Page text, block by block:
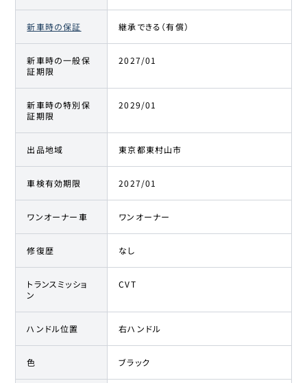
新車時の保証 継承できる（有償）
新車時の一般保
証期限
2027/01
新車時の特別保
証期限
2029/01
出品地域 東京都東村山市
車検有効期限 2027/01
ワンオーナー車 ワンオーナー
修復歴 なし
トランスミッショ
ン
CVT
ハンドル位置 右ハンドル
色 ブラック